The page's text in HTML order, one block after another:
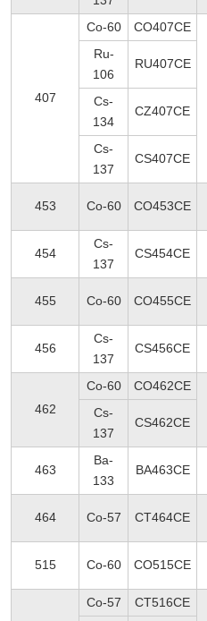
407
Co-60 CO407CE
Ru-
106
RU407CE
Cs-
134
CZ407CE
Cs-
137
CS407CE
453 Co-60 CO453CE
454
Cs-
137
CS454CE
455 Co-60 CO455CE
456
Cs-
137
CS456CE
462
Co-60
CO462CE
Cs-
137
CS462CE
463
Ba-
133
BA463CE
464 Co-57 CT464CE
515 Co-60 CO515CE
Co-57 CT516CE